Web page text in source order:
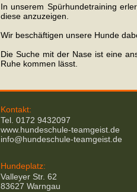
In unserem Spürhundetraining
diese anzuzeigen.
Wir beschäftigen unsere Hunde
Die Suche mit der Nase ist eine
Ruhe kommen lässt.
Kontakt:
Tel. 0172 9432097
www.hundeschule-teamgeist.de
info@hundeschule-teamgeist.de
Hundeplatz:
Valleyer Str. 62
83627 Warngau